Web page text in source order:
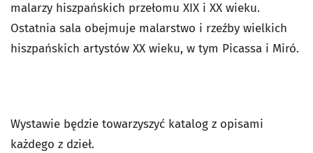
malarzy hiszpańskich przełomu XIX i XX wieku.
Ostatnia sala obejmuje malarstwo i rzeźby wielkich
hiszpańskich artystów XX wieku, w tym Picassa i Miró.
Wystawie będzie towarzyszyć katalog z opisami
każdego z dzieł.